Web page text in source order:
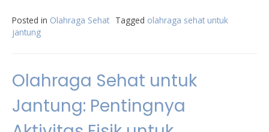
Posted in Olahraga Sehat Tagged olahraga sehat untuk
jantung
Olahraga Sehat untuk
Jantung: Pentingnya